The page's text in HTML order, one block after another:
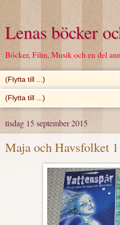
Lenas böcker
Böcker, Film, Musik och en del
tisdag 15 september 2015
Maja och Havsfolket